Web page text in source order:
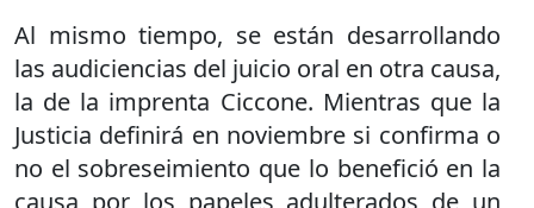
Al mismo tiempo, se están desarrollando
las audiciencias del juicio oral en otra causa,
la de la imprenta Ciccone. Mientras que la
Justicia definirá en noviembre si confirma o
no el sobreseimiento que lo benefició en la
causa por los papeles adulterados de un